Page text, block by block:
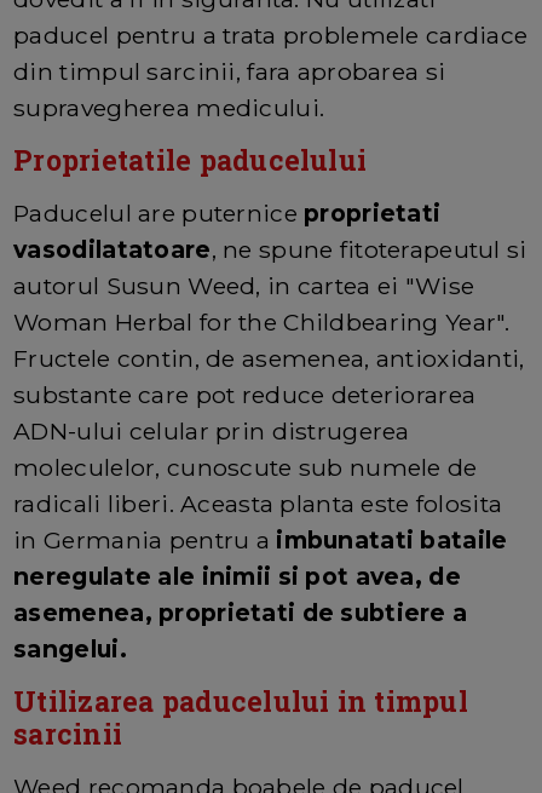
paducel pentru a trata problemele cardiace
din timpul sarcinii, fara aprobarea si
supravegherea medicului.
Proprietatile paducelului
Paducelul are puternice proprietati
vasodilatatoare, ne spune fitoterapeutul si
autorul Susun Weed, in cartea ei "Wise
Woman Herbal for the Childbearing Year".
Fructele contin, de asemenea, antioxidanti,
substante care pot reduce deteriorarea
ADN-ului celular prin distrugerea
moleculelor, cunoscute sub numele de
radicali liberi. Aceasta planta este folosita
in Germania pentru a imbunatati bataile
neregulate ale inimii si pot avea, de
asemenea, proprietati de subtiere a
sangelui.
Utilizarea paducelului in timpul
sarcinii
Weed recomanda boabele de paducel